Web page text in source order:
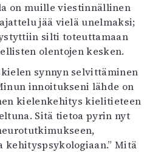
on muille viestinnällinen
jää vielä unelmaksi;
silti toteuttamaan
olentojen kesken.
synnyn selvittäminen
innoitukseni lähde on
kielenkehitys kielitieteen
Sitä tietoa pyrin nyt
kehityspsykologiaan.” Mitä